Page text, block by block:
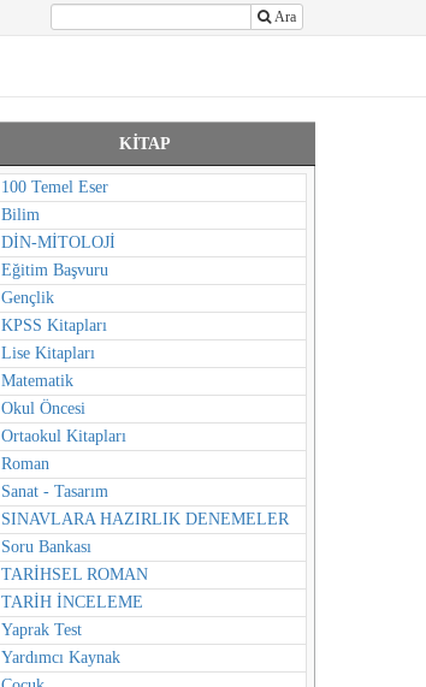
Ara
KİTAP
100 Temel Eser
Bilim
DİN-MİTOLOJİ
Eğitim Başvuru
Gençlik
KPSS Kitapları
Lise Kitapları
Matematik
Okul Öncesi
Ortaokul Kitapları
Roman
Sanat - Tasarım
SINAVLARA HAZIRLIK DENEMELER
Soru Bankası
TARİHSEL ROMAN
TARİH İNCELEME
Yaprak Test
Yardımcı Kaynak